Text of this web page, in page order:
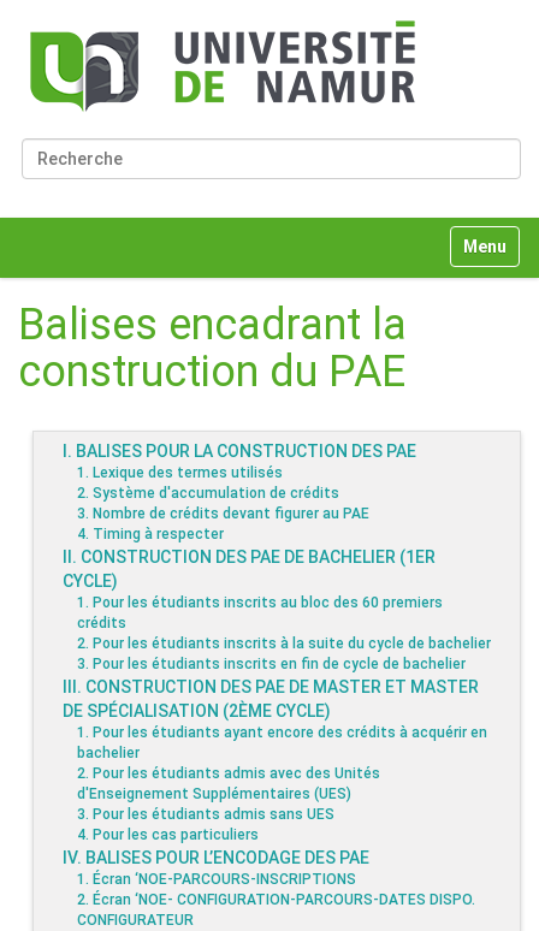
Chercher par
v
Toggle
Balises encadrant la
construction du PAE
I. BALISES POUR LA CONSTRUCTION DES PAE
1. Lexique des termes utilisés
2. Système d'accumulation de crédits
3. Nombre de crédits devant figurer au PAE
4. Timing à respecter
II. CONSTRUCTION DES PAE DE BACHELIER (1ER
CYCLE)
1. Pour les étudiants inscrits au bloc des 60 premiers
crédits
2. Pour les étudiants inscrits à la suite du cycle de bachelier
3. Pour les étudiants inscrits en fin de cycle de bachelier
III. CONSTRUCTION DES PAE DE MASTER ET MASTER
DE SPÉCIALISATION (2ÈME CYCLE)
1. Pour les étudiants ayant encore des crédits à acquérir en
bachelier
2. Pour les étudiants admis avec des Unités
d'Enseignement Supplémentaires (UES)
3. Pour les étudiants admis sans UES
4. Pour les cas particuliers
IV. BALISES POUR L’ENCODAGE DES PAE
1. Écran ‘NOE-PARCOURS-INSCRIPTIONS
2. Écran ‘NOE- CONFIGURATION-PARCOURS-DATES DISPO.
CONFIGURATEUR